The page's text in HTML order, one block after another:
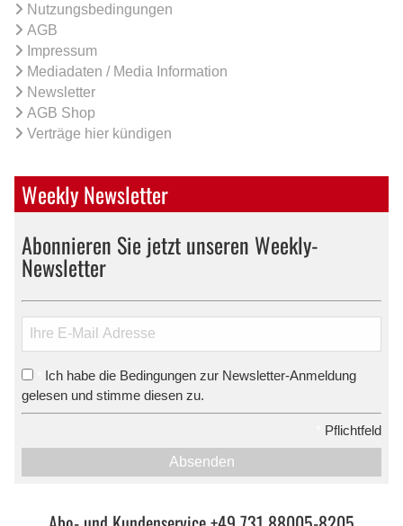
Nutzungsbedingungen
AGB
Impressum
Mediadaten / Media Information
Newsletter
AGB Shop
Verträge hier kündigen
Weekly Newsletter
Abonnieren Sie jetzt unseren Weekly-
Newsletter
Ich habe die Bedingungen zur Newsletter-Anmeldung
gelesen und stimme diesen zu.
Pflichtfeld
Absenden